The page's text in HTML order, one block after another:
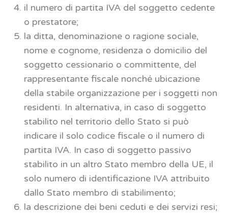
il numero di partita IVA del soggetto cedente
o prestatore;
la ditta, denominazione o ragione sociale,
nome e cognome, residenza o domicilio del
soggetto cessionario o committente, del
rappresentante fiscale nonché ubicazione
della stabile organizzazione per i soggetti non
residenti. In alternativa, in caso di soggetto
stabilito nel territorio dello Stato si può
indicare il solo codice fiscale o il numero di
partita IVA. In caso di soggetto passivo
stabilito in un altro Stato membro della UE, il
solo numero di identificazione IVA attribuito
dallo Stato membro di stabilimento;
la descrizione dei beni ceduti e dei servizi resi;